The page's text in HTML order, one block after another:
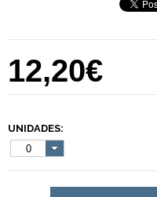
12,20€
UNIDADES:
0